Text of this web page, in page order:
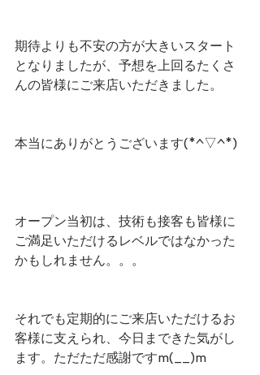
期待よりも不安の方が大きいスタート
となりましたが、予想を上回るたくさ
んの皆様にご来店いただきました。
本当にありがとうございます(*^▽^*)
オープン当初は、技術も接客も皆様に
ご満足いただけるレベルではなかった
かもしれません。。。
それでも定期的にご来店いただけるお
客様に支えられ、今日まできた気がし
ます。ただただ感謝ですm(__)m